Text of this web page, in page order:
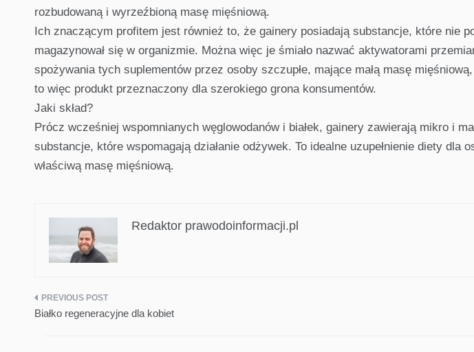
rozbudowaną i wyrzeźbioną masę mięśniową.
Ich znaczącym profitem jest również to, że gainery posiadają substancje, które nie
magazynował się w organizmie. Można więc je śmiało nazwać aktywatorami
spożywania tych suplementów przez osoby szczupłe, mające małą masę
to więc produkt przeznaczony dla szerokiego grona konsumentów.
Jaki skład?
Prócz wcześniej wspomnianych węglowodanów i białek, gainery zawierają mikro i
substancje, które wspomagają działanie odżywek. To idealne uzupełnienie diety dla
właściwą masę mięśniową.
Redaktor prawodoinformacji.pl
Nawigacja
Białko regeneracyjne dla kobiet